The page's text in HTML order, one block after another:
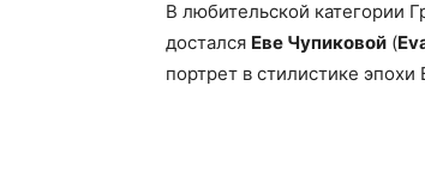
В любительской категории
достался Еве Чупиковой (
портрет в стилистике